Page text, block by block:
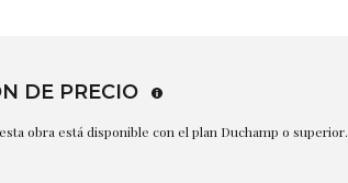
DE PRECIO
obra está disponible con el plan Duchamp o superior.